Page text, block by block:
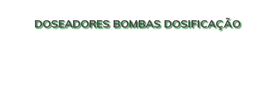
DOSEADORES BOMBAS DOSIFICAÇÃO